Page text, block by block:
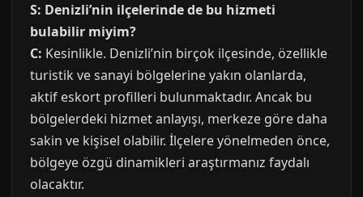
S: Denizli’nin ilçelerinde de bu hizmeti
bulabilir miyim?
C: Kesinlikle. Denizli’nin birçok ilçesinde, özellikle
turistik ve sanayi bölgelerine yakın olanlarda,
aktif eskort profilleri bulunmaktadır. Ancak bu
bölgelerdeki hizmet anlayışı, merkeze göre daha
sakin ve kişisel olabilir. İlçelere yönelmeden önce,
bölgeye özgü dinamikleri araştırmanız faydalı
olacaktır.